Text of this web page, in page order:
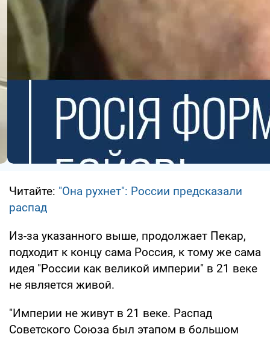
Читайте: "Она рухнет": России предсказали
распад
Из-за указанного выше, продолжает Пекар,
подходит к концу сама Россия, к тому же сама
идея "России как великой империи" в 21 веке
не является живой.
"Империи не живут в 21 веке. Распад
Советского Союза был этапом в большом